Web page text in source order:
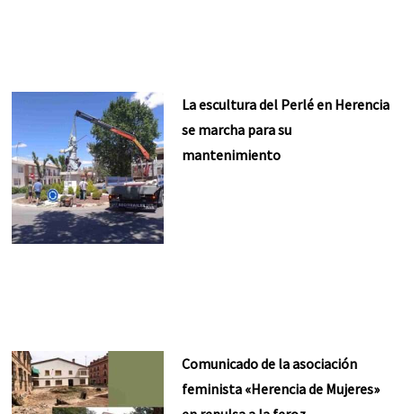
La escultura del Perlé en Herencia
se marcha para su
mantenimiento
Comunicado de la asociación
feminista «Herencia de Mujeres»